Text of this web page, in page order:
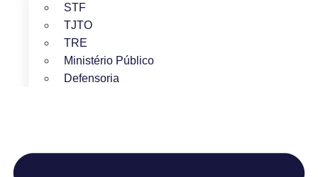
STF
TJTO
TRE
Ministério Público
Defensoria